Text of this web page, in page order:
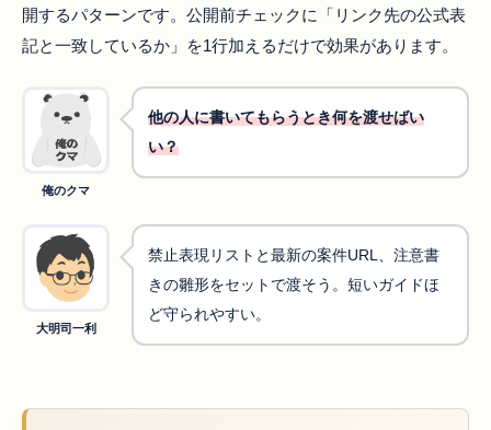
開するパターンです。公開前チェックに「リンク先の公式表
記と一致しているか」を1行加えるだけで効果があります。
俺のクマ
他の人に書いてもらうとき何を渡せばい
い？
大明司一利
禁止表現リストと最新の案件URL、注意書
きの雛形をセットで渡そう。短いガイドほ
ど守られやすい。